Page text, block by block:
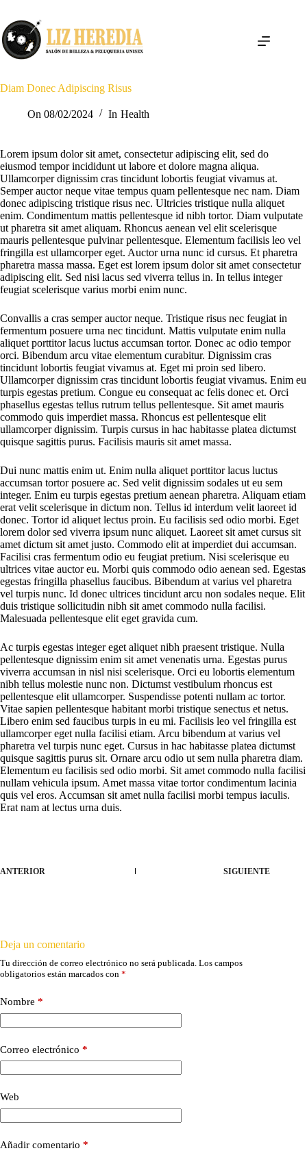
contenido
Diam Donec Adipiscing Risus
On 08/02/2024 In Health
Lorem ipsum dolor sit amet, consectetur adipiscing elit, sed do
eiusmod tempor incididunt ut labore et dolore magna aliqua.
Ullamcorper dignissim cras tincidunt lobortis feugiat vivamus at.
Semper auctor neque vitae tempus quam pellentesque nec nam. Diam
donec adipiscing tristique risus nec. Ultricies tristique nulla aliquet
enim. Condimentum mattis pellentesque id nibh tortor. Diam vulputate
ut pharetra sit amet aliquam. Rhoncus aenean vel elit scelerisque
mauris pellentesque pulvinar pellentesque. Elementum facilisis leo vel
fringilla est ullamcorper eget. Auctor urna nunc id cursus. Et pharetra
pharetra massa massa. Eget est lorem ipsum dolor sit amet consectetur
adipiscing elit. Sed nisi lacus sed viverra tellus in. In tellus integer
feugiat scelerisque varius morbi enim nunc.
Convallis a cras semper auctor neque. Tristique risus nec feugiat in
fermentum posuere urna nec tincidunt. Mattis vulputate enim nulla
aliquet porttitor lacus luctus accumsan tortor. Donec ac odio tempor
orci. Bibendum arcu vitae elementum curabitur. Dignissim cras
tincidunt lobortis feugiat vivamus at. Eget mi proin sed libero.
Ullamcorper dignissim cras tincidunt lobortis feugiat vivamus. Enim eu
turpis egestas pretium. Congue eu consequat ac felis donec et. Orci
phasellus egestas tellus rutrum tellus pellentesque. Sit amet mauris
commodo quis imperdiet massa. Rhoncus est pellentesque elit
ullamcorper dignissim. Turpis cursus in hac habitasse platea dictumst
quisque sagittis purus. Facilisis mauris sit amet massa.
Dui nunc mattis enim ut. Enim nulla aliquet porttitor lacus luctus
accumsan tortor posuere ac. Sed velit dignissim sodales ut eu sem
integer. Enim eu turpis egestas pretium aenean pharetra. Aliquam etiam
erat velit scelerisque in dictum non. Tellus id interdum velit laoreet id
donec. Tortor id aliquet lectus proin. Eu facilisis sed odio morbi. Eget
lorem dolor sed viverra ipsum nunc aliquet. Laoreet sit amet cursus sit
amet dictum sit amet justo. Commodo elit at imperdiet dui accumsan.
Facilisi cras fermentum odio eu feugiat pretium. Nisi scelerisque eu
ultrices vitae auctor eu. Morbi quis commodo odio aenean sed. Egestas
egestas fringilla phasellus faucibus. Bibendum at varius vel pharetra
vel turpis nunc. Id donec ultrices tincidunt arcu non sodales neque. Elit
duis tristique sollicitudin nibh sit amet commodo nulla facilisi.
Malesuada pellentesque elit eget gravida cum.
Ac turpis egestas integer eget aliquet nibh praesent tristique. Nulla
pellentesque dignissim enim sit amet venenatis urna. Egestas purus
viverra accumsan in nisl nisi scelerisque. Orci eu lobortis elementum
nibh tellus molestie nunc non. Dictumst vestibulum rhoncus est
pellentesque elit ullamcorper. Suspendisse potenti nullam ac tortor.
Vitae sapien pellentesque habitant morbi tristique senectus et netus.
Libero enim sed faucibus turpis in eu mi. Facilisis leo vel fringilla est
ullamcorper eget nulla facilisi etiam. Arcu bibendum at varius vel
pharetra vel turpis nunc eget. Cursus in hac habitasse platea dictumst
quisque sagittis purus sit. Ornare arcu odio ut sem nulla pharetra diam.
Elementum eu facilisis sed odio morbi. Sit amet commodo nulla facilisi
nullam vehicula ipsum. Amet massa vitae tortor condimentum lacinia
quis vel eros. Accumsan sit amet nulla facilisi morbi tempus iaculis.
Erat nam at lectus urna duis.
ANTERIOR SIGUIENTE
Deja un comentario
Tu dirección de correo electrónico no será publicada. Los campos
obligatorios están marcados con *
Nombre *
Correo electrónico *
Web
Añadir comentario *